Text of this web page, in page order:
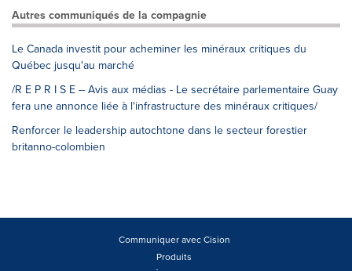
Autres communiqués de la compagnie
Le Canada investit pour acheminer les minéraux critiques du
Québec jusqu'au marché
/R E P R I S E -- Avis aux médias - Le secrétaire parlementaire Guay
fera une annonce liée à l'infrastructure des minéraux critiques/
Renforcer le leadership autochtone dans le secteur forestier
britanno-colombien
Communiquer avec Cision
Produits